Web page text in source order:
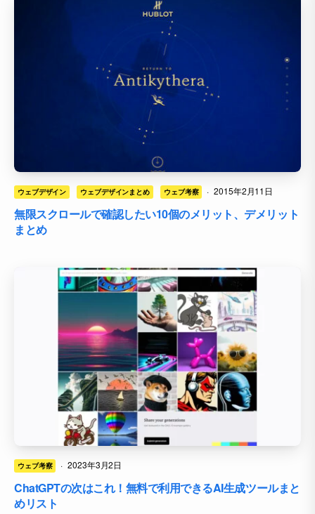
ウェブデザイン ウェブデザインまとめ ウェブ考察 · 2015年2月11日
無限スクロールで確認したい10個のメリット、デメリット
まとめ
ウェブ考察 · 2023年3月2日
ChatGPTの次はこれ！無料で利用できるAI生成ツールまと
めリスト